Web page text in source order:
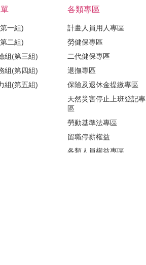
一組)
二組)
組(第三組)
組(第四組)
組(第五組)
各類專區
計畫人員用人專區
勞健保專區
二代健保專區
退撫專區
保險及退休金提繳專區
天然災害停止上班登記專
區
勞動基準法專區
留職停薪權益
各類人員權益專區